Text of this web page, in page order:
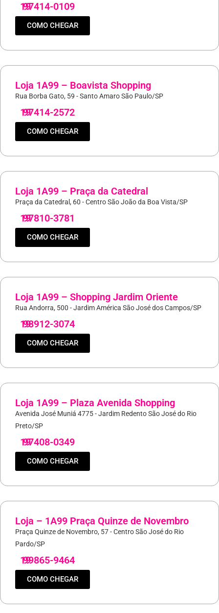
19
97414-0109
COMO CHEGAR
Loja 1A99 – Boavista Shopping
Rua Borba Gato, 59 - Santo Amaro São Paulo/SP
19
97414-2572
COMO CHEGAR
Loja 1A99 – Praça da Catedral
Praça da Catedral, 60 - Centro São João da Boa Vista/SP
19
97810-3781
COMO CHEGAR
Loja 1A99 – Shopping Jardim Oriente
Rua Andorra, 500 - Jardim América São José dos Campos/SP
19
98912-3074
COMO CHEGAR
Loja 1A99 – Plaza Avenida Shopping
Avenida José Muniá 4775 - Jardim Redento São José do Rio
Preto/SP
19
97408-0349
COMO CHEGAR
Loja – 1A99 Praça Quinze de Novembro
Praça Quinze de Novembro, 57 - Centro São José do Rio
Pardo/SP
19
99865-9464
COMO CHEGAR